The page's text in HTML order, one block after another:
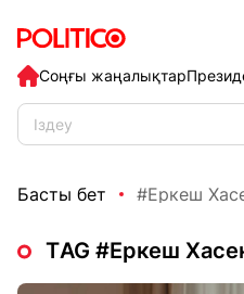
Соңғы жаңалықтар
Басты бет #Еркеш
ТAG #Еркеш